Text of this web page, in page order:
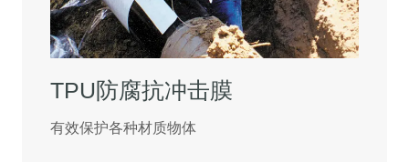
TPU防腐抗冲击膜
有效保护各种材质物体